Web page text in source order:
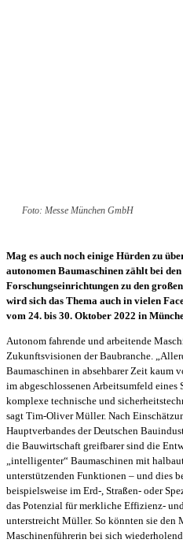
Foto: Messe München GmbH
Mag es auch noch einige Hürden zu
autonomen Baumaschinen zählt bei
Forschungseinrichtungen zu den
wird sich das Thema auch in vielen
vom 24. bis 30. Oktober 2022 in
Autonom fahrende und arbeitende
Zukunftsvisionen der Baubranche.
Baumaschinen in absehbarer Zeit kaum
im abgeschlossenen Arbeitsumfeld eines
komplexe technische und
sagt Tim-Oliver Müller. Nach
Hauptverbandes der Deutschen
die Bauwirtschaft greifbarer sind die
„intelligenter“ Baumaschinen mit
unterstützenden Funktionen – und dies
beispielsweise im Erd-, Straßen- oder
das Potenzial für merkliche Effizienz-
unterstreicht Müller. So könnten sie den
Maschinenführerin bei sich